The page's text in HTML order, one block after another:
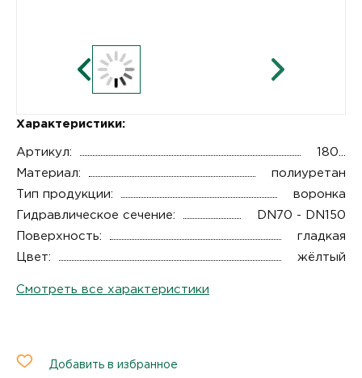
Характеристики:
Артикул:
180...
Материал:
полиуретан
Тип продукции:
воронка
Гидравлическое сечение:
DN70 - DN150
Поверхность:
гладкая
Цвет:
жёлтый
Смотреть все характеристики
Добавить в избранное